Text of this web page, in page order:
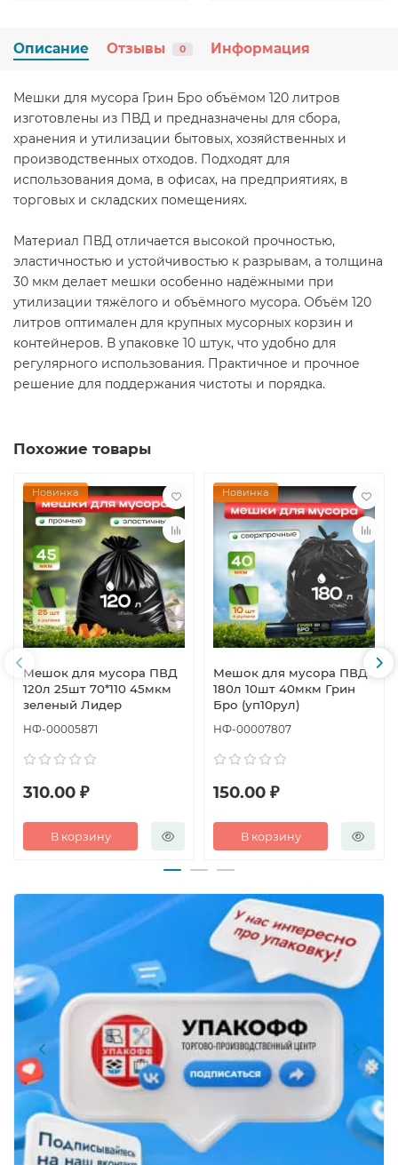
Описание Отзывы 0 Информация
Мешки для мусора Грин Бро объёмом 120 литров
изготовлены из ПВД и предназначены для сбора,
хранения и утилизации бытовых, хозяйственных и
производственных отходов. Подходят для
использования дома, в офисах, на предприятиях, в
торговых и складских помещениях.
Материал ПВД отличается высокой прочностью,
эластичностью и устойчивостью к разрывам, а толщина
30 мкм делает мешки особенно надёжными при
утилизации тяжёлого и объёмного мусора. Объём 120
литров оптимален для крупных мусорных корзин и
контейнеров. В упаковке 10 штук, что удобно для
регулярного использования. Практичное и прочное
решение для поддержания чистоты и порядка.
Похожие товары
Новинка
Мешок для мусора ПВД
120л 25шт 70*110 45мкм
зеленый Лидер
НФ-00005871
310.00 ₽
В корзину
Новинка
Мешок для мусора ПВД
180л 10шт 40мкм Грин
Бро (уп10рул)
НФ-00007807
150.00 ₽
В корзину